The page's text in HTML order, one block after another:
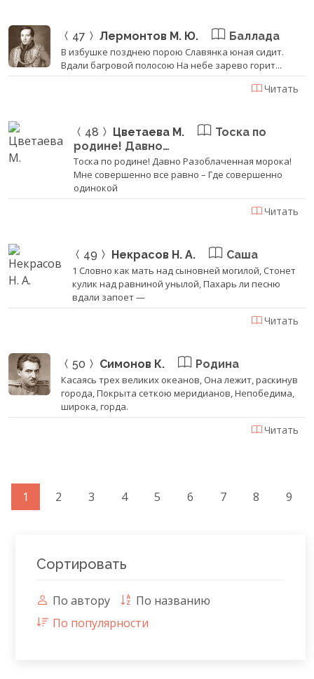
47 Лермонтов М. Ю. Баллада
В избушке позднею порою Славянка юная сидит.
Вдали багровой полосою На небе зарево горит...
Читать
48 Цветаева М.
Тоска по
родине! Давно…
Тоска по родине! Давно Разоблаченная морока!
Мне совершенно все равно – Где совершенно
одинокой
Читать
49 Некрасов Н. А. Саша
1 Словно как мать над сыновней могилой, Стонет
кулик над равниной унылой, Пахарь ли песню
вдали запоет —
Читать
50 Симонов К. Родина
Касаясь трех великих океанов, Она лежит, раскинув
города, Покрыта сеткою меридианов, Непобедима,
широка, горда.
Читать
1 2 3 4 5 6 7 8 9
Сортировать
По автору
По названию
По популярности